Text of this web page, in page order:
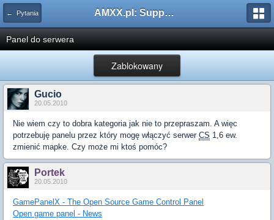
← Pytania AMXX.pl: Support AMX Mod X i SourceMod
Panel do serwera
Zablokowany
Gucio
20.05.2010
Nie wiem czy to dobra kategoria jak nie to przepraszam. A więc
potrzebuję panelu przez który mogę włączyć serwer CS 1,6 ew.
zmienić mapke. Czy może mi ktoś pomóc?
Portek
20.05.2010
GamePanelX - The Open Source Game Control Panel
Open game panel - News